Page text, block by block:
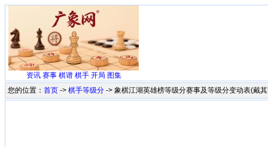
资讯 赛事 棋谱 棋手 开局 图集
您的位置： 首页 -> 棋手等级分 -> 象棋江湖英雄榜等级分赛事及等级分变动表(戴